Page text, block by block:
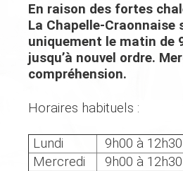
En raison des fortes
La Chapelle-Craonnaise
uniquement le matin de
jusqu’à nouvel ordre.
compréhension.
Horaires habituels :
Lundi
9h00 à 12h30
Mercredi
9h00 à